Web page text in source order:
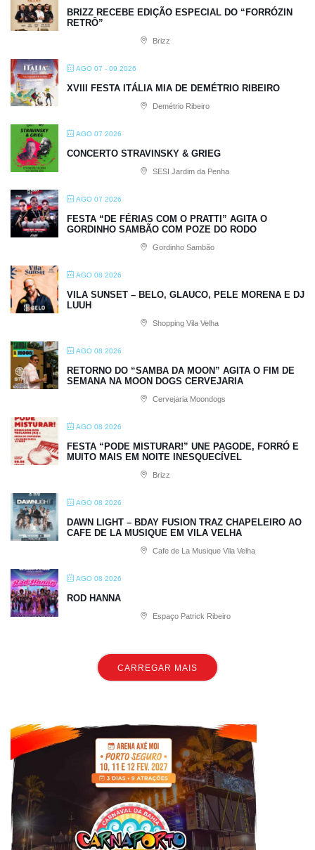
BRIZZ RECEBE EDIÇÃO ESPECIAL DO “FORRÓZIN
RETRÔ”
Brizz
AGO 07 - 09 2026
XVIII FESTA ITÁLIA MIA DE DEMÉTRIO RIBEIRO
Demétrio Ribeiro
AGO 07 2026
CONCERTO STRAVINSKY & GRIEG
SESI Jardim da Penha
AGO 07 2026
FESTA “DE FÉRIAS COM O PRATTI” AGITA O
GORDINHO SAMBÃO COM POZE DO RODO
Gordinho Sambão
AGO 08 2026
VILA SUNSET – BELO, GLAUCO, PELE MORENA E DJ
LUUH
Shopping Vila Velha
AGO 08 2026
RETORNO DO “SAMBA DA MOON” AGITA O FIM DE
SEMANA NA MOON DOGS CERVEJARIA
Cervejaria Moondogs
AGO 08 2026
FESTA “PODE MISTURAR!” UNE PAGODE, FORRÓ E
MUITO MAIS EM NOITE INESQUECÍVEL
Brizz
AGO 08 2026
DAWN LIGHT – BDAY FUSION TRAZ CHAPELEIRO AO
CAFE DE LA MUSIQUE EM VILA VELHA
Cafe de La Musique Vila Velha
AGO 08 2026
ROD HANNA
Espaço Patrick Ribeiro
CARREGAR MAIS